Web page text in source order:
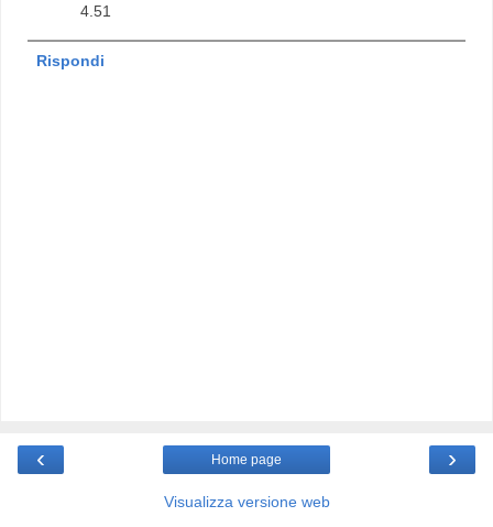
4.51
Rispondi
‹ ›
Home page
Visualizza versione web